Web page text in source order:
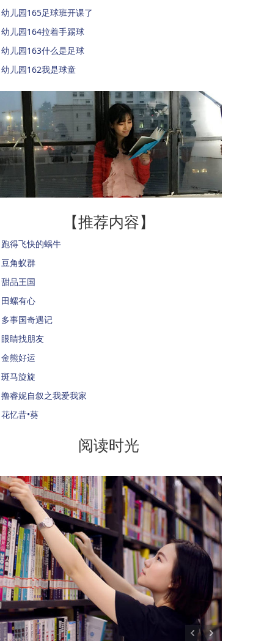
幼儿园165足球班开课了
幼儿园164拉着手踢球
幼儿园163什么是足球
幼儿园162我是球童
【推荐内容】
跑得飞快的蜗牛
豆角蚁群
甜品王国
田螺有心
多事国奇遇记
眼睛找朋友
金熊好运
斑马旋旋
撸睿妮自叙之我爱我家
花忆昔•葵
阅读时光